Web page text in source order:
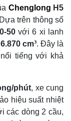
Chenglong H5
trên thông số
50với 6 xi lanh
6.870 cm³. Đây là
tiếng với khả
phút, xe cung
hiệu suất nhiệt
các dòng 2 cầu,